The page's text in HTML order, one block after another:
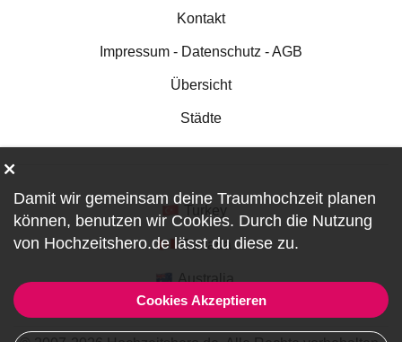
Kontakt
Impressum - Datenschutz - AGB
Übersicht
Städte
Canada
Australia
Damit wir gemeinsam deine Traumhochzeit planen
können, benutzen wir Cookies. Durch die Nutzung
von Hochzeitshero.de lässt du diese zu.
Cookies Akzeptieren